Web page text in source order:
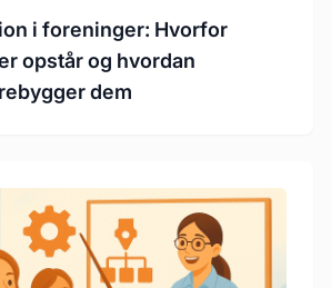
i foreninger: Hvorfor
opstår og hvordan
dem